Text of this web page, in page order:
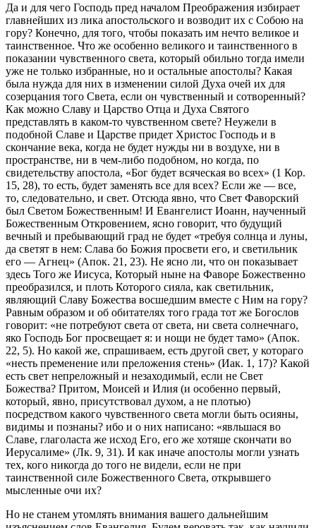
Да и для чего Господь пред началом Преображения избирает
главнейших из лика апостольского и возводит их с Собою на
гору? Конечно, для того, чтобы показать им нечто великое и
таинственное. Что же особенно великого и таинственного в
показании чувственного света, который обильно тогда имели
уже не только избранные, но и остальные апостолы? Какая
была нужда для них в изменении силой Духа очей их для
созерцания того Света, если он чувственный и сотворенный?
Как можно Славу и Царство Отца и Духа Святого
представлять в каком-то чувственном свете? Неужели в
подобной Славе и Царстве придет Христос Господь и в
скончание века, когда не будет нужды ни в воздухе, ни в
пространстве, ни в чем-либо подобном, но когда, по
свидетельству апостола, «Бог будет всяческая во всех» (1 Кор.
15, 28), то есть, будет заменять все для всех? Если же — все,
то, следовательно, и свет. Отсюда явно, что Свет Фаворский
был Светом Божественным! И Евангелист Иоанн, наученный
Божественным Откровением, ясно говорит, что будущий
вечный и пребывающий град не будет «требуя солнца и луны,
да светят в нем: Слава бо Божия просвети его, и светильник
его — Агнец» (Апок. 21, 23). Не ясно ли, что он показывает
здесь Того же Иисуса, Который ныне на Фаворе Божественно
преобразился, и плоть Которого сияла, как светильник,
являющий Славу Божества восшедшим вместе с Ним на гору?
Равным образом и об обитателях того града тот же Богослов
говорит: «не потребуют света от света, ни света солнечнаго,
яко Господь Бог просвещает я: и нощи не будет тамо» (Апок.
22, 5). Но какой же, спрашиваем, есть другой свет, у котораго
«несть пременение или преложения стень» (Иак. 1, 17)? Какой
есть свет непреложный и незаходимый, если не Свет
Божества? Притом, Моисей и Илия (и особенно первый,
который, явно, присутствовал духом, а не плотью)
посредством какого чувственного света могли быть осияны,
видимы и познаны? ибо и о них написано: «явльшася во
Славе, глаголаста же исход Его, его же хотяше скончати во
Иерусалиме» (Лк. 9, 31). И как иначе апостолы могли узнать
тех, кого никогда до того не видели, если не при
таинственной силе Божественного Света, открывшего
мысленные очи их?
Но не станем утомлять внимания вашего дальнейшим